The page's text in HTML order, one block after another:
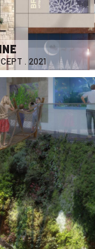
. 2021